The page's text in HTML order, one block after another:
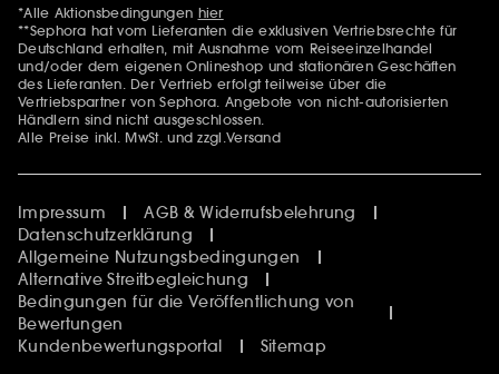
Zusätzlich Erwähnungen
*Alle Aktionsbedingungen hier
**Sephora hat vom Lieferanten die exklusiven Vertriebsrechte für
Deutschland erhalten, mit Ausnahme vom Reiseeinzelhandel
und/oder dem eigenen Onlineshop und stationären Geschäften
des Lieferanten. Der Vertrieb erfolgt teilweise über die
Vertriebspartner von Sephora. Angebote von nicht-autorisierten
Händlern sind nicht ausgeschlossen.
Alle Preise inkl. MwSt. und zzgl.Versand
Impressum
AGB & Widerrufsbelehrung
Datenschutzerklärung
Allgemeine Nutzungsbedingungen
Alternative Streitbegleichung
Bedingungen für die Veröffentlichung von
Bewertungen
Kundenbewertungsportal
Sitemap